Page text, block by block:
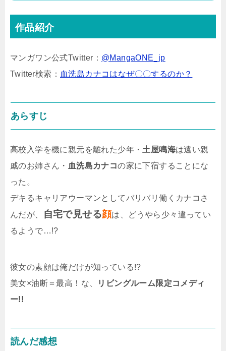
作品紹介
マンガワン公式Twitter： @MangaONE_jp
Twitter検索： 血洗島カナコはなぜ〇〇するのか？
あらすじ
高校入学を機に親元を離れた少年・ 土屋鳴海は遠い親
戚のお姉さん・ 血洗島カナコの家に下宿することにな
った。
デキるキャリアウーマンとしてバリバリ働くカナコさ
んだが、
自宅で見せる顔は、どうやら少々違ってい
るようで…!?
彼女の素顔は俺だけが知っている!?
美女×油断＝最高！な、
リビングルーム限定コメディ
ー!!
読んだ感想